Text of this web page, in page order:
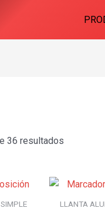
36 resultados
LLANTA